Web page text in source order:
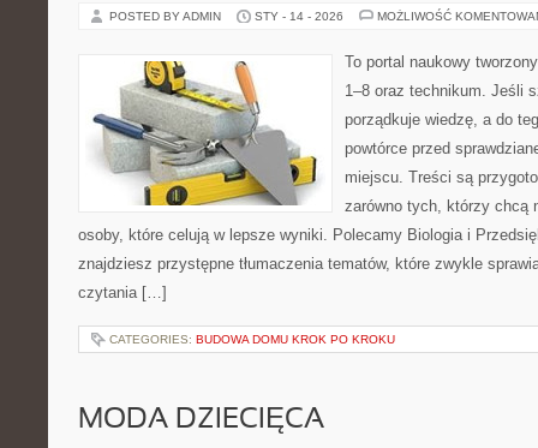
POSTED BY ADMIN STY - 14 - 2026 MOŻLIWOŚĆ
To portal naukowy
1–8 oraz technikum. Jeśli
porządkuje wiedzę, a do
powtórce przed
miejscu. Treści są
zarówno tych, którzy chcą
osoby, które celują w lepsze wyniki. Polecamy Biologia i
znajdziesz przystępne tłumaczenia tematów, które zwykle
czytania […]
CATEGORIES: BUDOWA DOMU KROK PO KROKU
MODA DZIECIĘCA